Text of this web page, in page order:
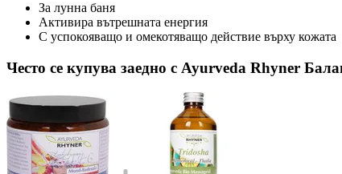
За лунна баня
Активира вътрешната енергия
С успокояващо и омекотяващо действие върху кожата
Често се купува заедно с Ayurveda Rhyner